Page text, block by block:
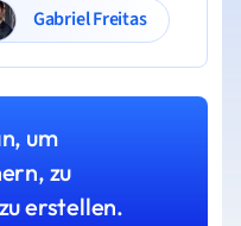
Gabriel Freitas
um
zu
erstellen.